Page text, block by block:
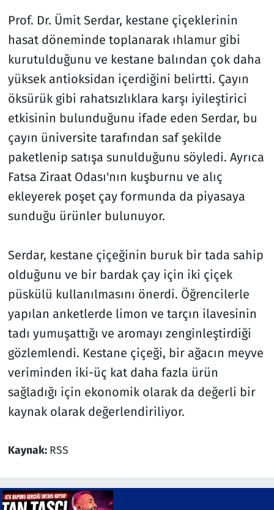
Prof. Dr. Ümit Serdar, kestane çiçeklerinin
hasat döneminde toplanarak ıhlamur gibi
kurutulduğunu ve kestane balından çok daha
yüksek antioksidan içerdiğini belirtti. Çayın
öksürük gibi rahatsızlıklara karşı iyileştirici
etkisinin bulunduğunu ifade eden Serdar, bu
çayın üniversite tarafından saf şekilde
paketlenip satışa sunulduğunu söyledi. Ayrıca
Fatsa Ziraat Odası'nın kuşburnu ve alıç
ekleyerek poşet çay formunda da piyasaya
sunduğu ürünler bulunuyor.
Serdar, kestane çiçeğinin buruk bir tada sahip
olduğunu ve bir bardak çay için iki çiçek
püskülü kullanılmasını önerdi. Öğrencilerle
yapılan anketlerde limon ve tarçın ilavesinin
tadı yumuşattığı ve aromayı zenginleştirdiği
gözlemlendi. Kestane çiçeği, bir ağacın meyve
veriminden iki-üç kat daha fazla ürün
sağladığı için ekonomik olarak da değerli bir
kaynak olarak değerlendiriliyor.
Kaynak: RSS